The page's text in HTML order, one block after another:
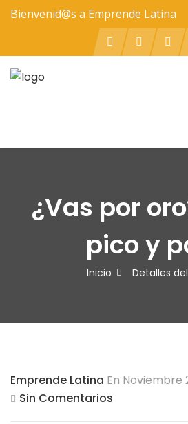
Bienvenid@s a Emprende Latina
¿Vas por
pico y
Inicio Detalles
Emprende Latina En Noviembre
Sin Comentarios